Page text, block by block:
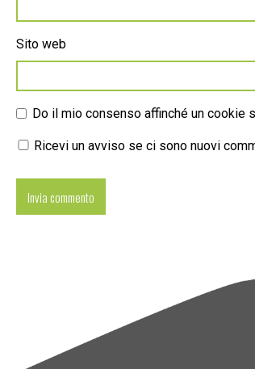
Sito web
Do il mio consenso affinché un cookie
Ricevi un avviso se ci sono nuovi